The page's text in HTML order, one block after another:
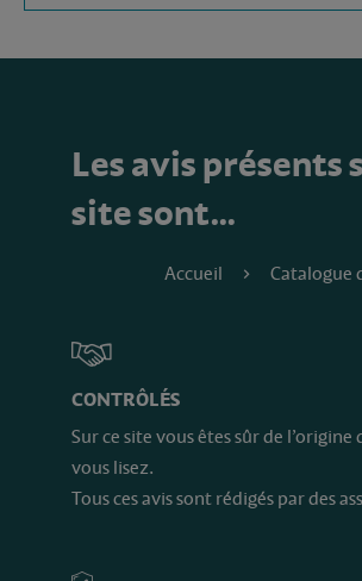
Les avis présents
site sont…
Accueil Catalogue
CONTRÔLÉS
Sur ce site vous êtes sûr de l’origine
vous lisez.
Tous ces avis sont rédigés par des